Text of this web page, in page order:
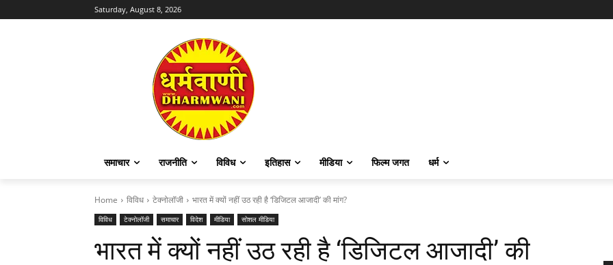
Saturday, August 8, 2026
समाचार राजनीति विविध इतिहास मीडिया फिल्म जगत धर्म
Home विविध टेक्नोलॉजी भारत में क्यों नहीं उठ रही है ‘डिजिटल आजादी’ की मांग?
विविध टेक्नोलॉजी समाचार विदेश मीडिया सोशल मीडिया
भारत में क्यों नहीं उठ रही है ‘डिजिटल आजादी’ की